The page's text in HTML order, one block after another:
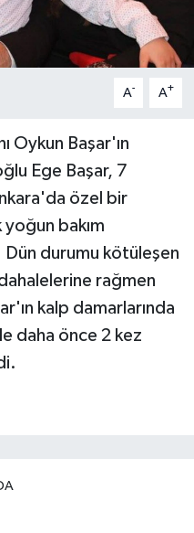
A- A+
Oykun Başar'ın
Ege Başar, 7
özel bir
bakım
Dün durumu kötüleşen
rağmen
kalp damarlarında
daha önce 2 kez